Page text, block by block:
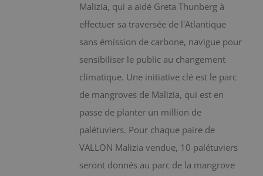
Malizia, qui a aidé Greta Thunberg à
effectuer sa traversée de l'Atlantique
sans émission de carbone, navigue pour
sensibiliser le public au changement
climatique. Une initiative clé est le parc
de mangroves de Malizia, qui est en
passe de planter un million de
palétuviers. Pour chaque paire de
VALLON Malizia vendue, 10 palétuviers
seront donnés au parc de la mangrove